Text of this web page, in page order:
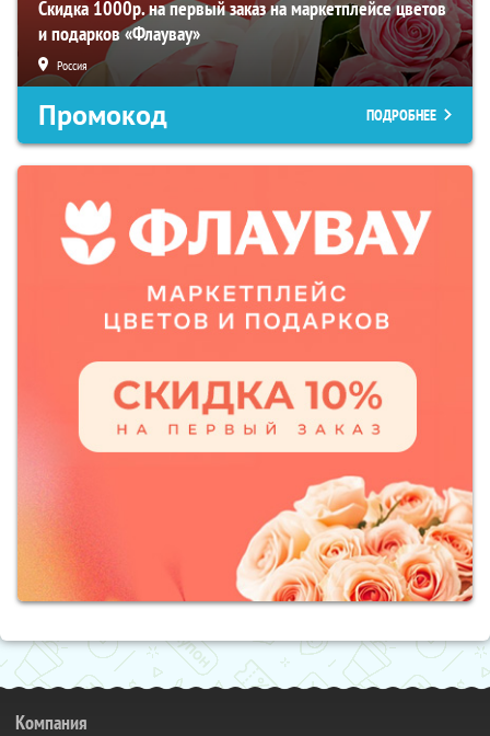
Скидка 1000р. на первый заказ на маркетплейсе цветов
и подарков «Флаувау»
Россия
Промокод ПОДРОБНЕЕ
Компания